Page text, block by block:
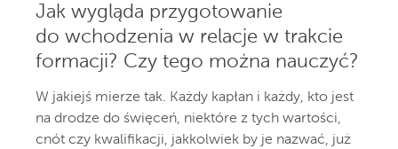
Jak wygląda przygotowanie
do wchodzenia w relacje w trakcie
formacji? Czy tego można nauczyć?
W jakiejś mierze tak. Każdy kapłan i każdy, kto jest
na drodze do święceń, niektóre z tych wartości,
cnót czy kwalifikacji, jakkolwiek by je nazwać, już